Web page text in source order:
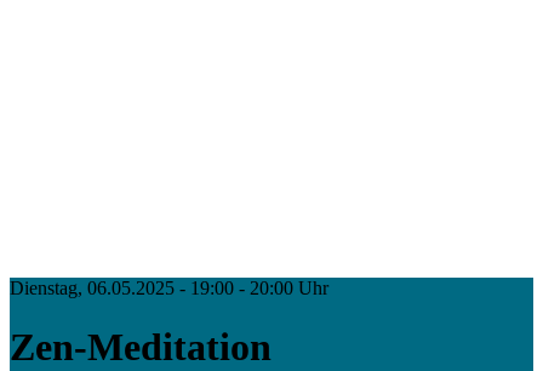
Dienstag, 06.05.2025 - 19:00 - 20:00 Uhr
Zen-Meditation